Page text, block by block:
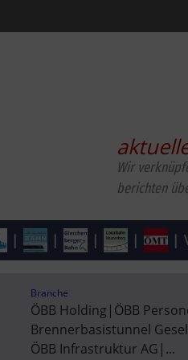
Wir
berichten
| | | | |
Branche
ÖBB Holding | ÖBB
Brennerbasistunnel
ÖBB Infrastruktur AG | ...